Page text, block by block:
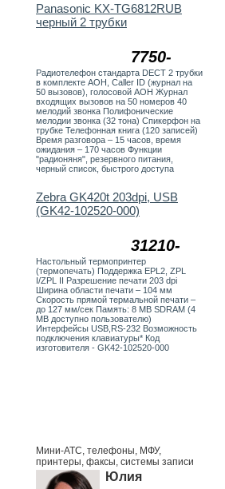
7750-
Panasonic KX-TG6812RUB
черный 2 трубки
Радиотелефон стандарта DECT 2 трубки
в комплекте АОН, Caller ID (журнал на
50 вызовов), голосовой АОН Журнал
входящих вызовов на 50 номеров 40
мелодий звонка Полифонические
мелодии звонка (32 тона) Спикерфон на
трубке Телефонная книга (120 записей)
Время разговора – 15 часов, время
ожидания – 170 часов Функции
"радионяня", резервного питания,
черный список, быстрого доступа
31210-
Zebra GK420t 203dpi, USB
(GK42-102520-000)
Настольный термопринтер
(термопечать) Поддержка EPL2, ZPL
I/ZPL II Разрешение печати 203 dpi
Ширина области печати – 104 мм
Скорость прямой термальной печати –
до 127 мм/сек Память: 8 MB SDRAM (4
MB доступно пользователю)
Интерфейсы USB,RS-232 Возможность
подключения клавиатуры* Код
изготовителя - GK42-102520-000
Мини-АТС, телефоны, МФУ,
принтеры, факсы, системы записи
Юлия